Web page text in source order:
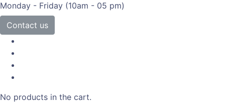
Monday - Friday (10am - 05 pm)
Contact us
No products in the cart.